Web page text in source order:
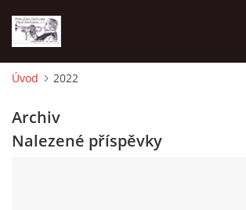
AKTUALITY
Úvod 2022
Archiv
Nalezené příspěvky